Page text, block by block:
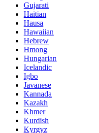
Gujarati
Haitian
Hausa
Hawaiian
Hebrew
Hmong
Hungarian
Icelandic
Igbo
Javanese
Kannada
Kazakh
Khmer
Kurdish
Kyrgyz